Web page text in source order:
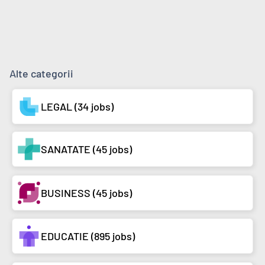
Alte categorii
LEGAL (34 jobs)
SANATATE (45 jobs)
BUSINESS (45 jobs)
EDUCATIE (895 jobs)